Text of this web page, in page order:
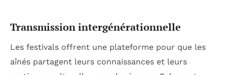
Transmission intergénérationnelle
Les festivals offrent une plateforme pour que les
aînés partagent leurs connaissances et leurs